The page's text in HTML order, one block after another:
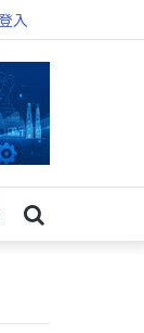
入